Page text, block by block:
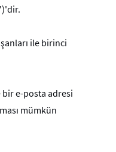
ile birinci
bir e-posta adresi
mümkün